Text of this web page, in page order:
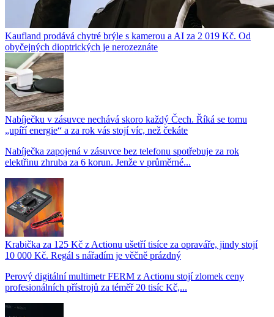
Kaufland prodává chytré brýle s kamerou a AI za 2 019 Kč. Od
obyčejných dioptrických je nerozeznáte
Nabíječku v zásuvce nechává skoro každý Čech. Říká se tomu
„upíří energie“ a za rok vás stojí víc, než čekáte
Nabíječka zapojená v zásuvce bez telefonu spotřebuje za rok
elektřinu zhruba za 6 korun. Jenže v průměrné...
Krabička za 125 Kč z Actionu ušetří tisíce za opraváře, jindy stojí
10 000 Kč. Regál s nářadím je věčně prázdný
Perový digitální multimetr FERM z Actionu stojí zlomek ceny
profesionálních přístrojů za téměř 20 tisíc Kč,...